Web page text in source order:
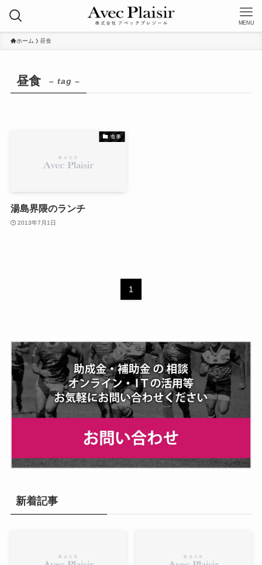
MENU
ホーム 昼食
昼食 – tag –
食事
湯島界隈のランチ
2013年7月1日
1
新着記事